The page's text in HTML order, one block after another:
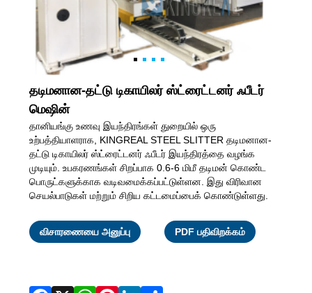
தடிமனான-தட்டு டிகாயிலர் ஸ்ட்ரைட்டனர் ஃபீடர்
மெஷின்
தானியங்கு உணவு இயந்திரங்கள் துறையில் ஒரு
உற்பத்தியாளராக, KINGREAL STEEL SLITTER தடிமனான-
தட்டு டிகாயிலர் ஸ்ட்ரைட்டனர் ஃபீடர் இயந்திரத்தை வழங்க
முடியும். உபகரணங்கள் சிறப்பாக 0.6-6 மிமீ தடிமன் கொண்ட
பொருட்களுக்காக வடிவமைக்கப்பட்டுள்ளன. இது விரிவான
செயல்பாடுகள் மற்றும் சிறிய கட்டமைப்பைக் கொண்டுள்ளது.
விசாரணையை அனுப்பு PDF பதிவிறக்கம்